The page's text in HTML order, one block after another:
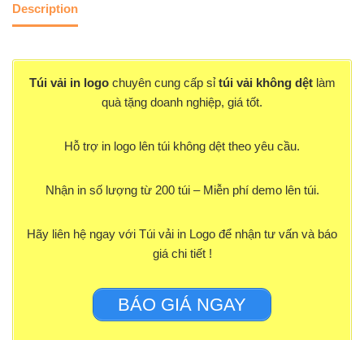
Description
Túi vải in logochuyên cung cấp sỉtúi vải không dệtlàm
quà tặng doanh nghiệp, giá tốt.
Hỗ trợ in logo lên túi không dệt theo yêu cầu.
Nhận in số lượng từ 200 túi – Miễn phí demo lên túi.
Hãy liên hệ ngay với Túi vải in Logo để nhận tư vấn và báo
giá chi tiết !
BÁO GIÁ NGAY